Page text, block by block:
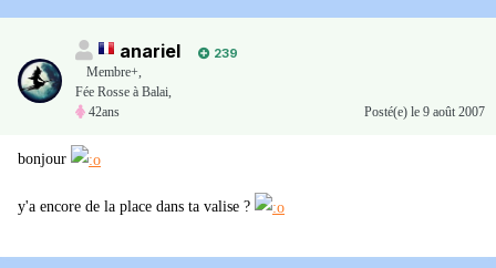
anariel
239
Membre+,
Fée Rosse à Balai,
42ans
Posté(e) le 9 août 2007
bonjour
y'a encore de la place dans ta valise ?